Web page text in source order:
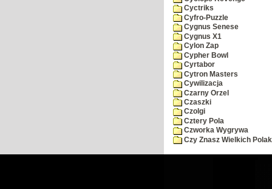
Cyctriks
Cyfro-Puzzle
Cygnus Senese
Cygnus X1
Cylon Zap
Cypher Bowl
Cyrtabor
Cytron Masters
Cywilizacja
Czarny Orzel
Czaszki
Czolgi
Cztery Pola
Czworka Wygrywa
Czy Znasz Wielkich